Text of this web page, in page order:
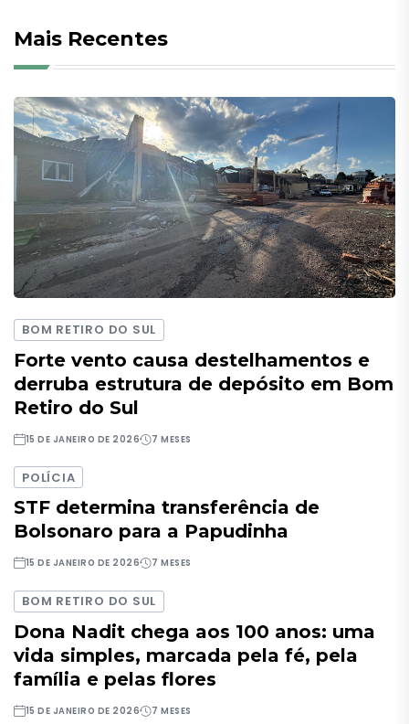
Mais Recentes
BOM RETIRO DO SUL
Forte vento causa destelhamentos e
derruba estrutura de depósito em Bom
Retiro do Sul
15 DE JANEIRO DE 2026 7 MESES
POLÍCIA
STF determina transferência de
Bolsonaro para a Papudinha
15 DE JANEIRO DE 2026 7 MESES
BOM RETIRO DO SUL
Dona Nadit chega aos 100 anos: uma
vida simples, marcada pela fé, pela
família e pelas flores
15 DE JANEIRO DE 2026 7 MESES